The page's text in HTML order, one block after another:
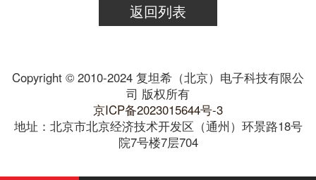
返回列表
Copyright © 2010-2024 复坦希（北京）电子科技有限公
司 版权所有
京ICP备2023015644号-3
地址：北京市北京经济技术开发区（通州）环景路18号
院7号楼7层704